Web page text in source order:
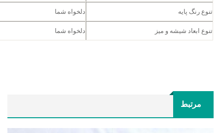
تنوع رنگ پایه دلخواه شما
تنوع ابعاد شیشه و میز دلخواه شما
مرتبط